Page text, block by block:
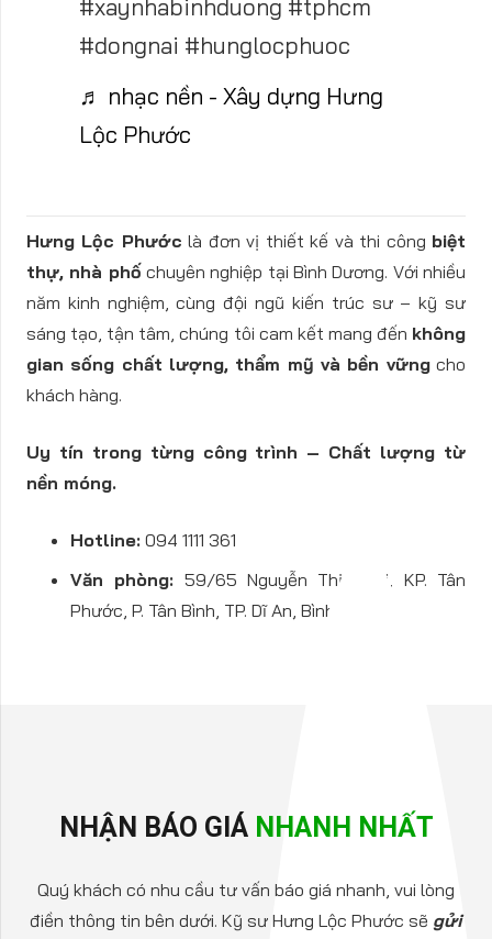
#xaynhabinhduong #tphcm
#dongnai #hunglocphuoc
♬ nhạc nền - Xây dựng Hưng
Lộc Phước
Hưng Lộc Phước là đơn vị thiết kế và thi công biệt
thự, nhà phốchuyên nghiệp tại Bình Dương. Với nhiều
năm kinh nghiệm, cùng đội ngũ kiến trúc sư – kỹ sư
sáng tạo, tận tâm, chúng tôi cam kết mang đến không
gian sống chất lượng, thẩm mỹ và bền vữngcho
khách hàng.
Uy tín trong từng công trình – Chất lượng từ
nền móng.
Hotline: 094 1111 361
Văn phòng: 59/65 Nguyễn Thị Tươi, KP. Tân
Phước, P. Tân Bình, TP. Dĩ An, Bình Dương
NHẬN BÁO GIÁ NHANH NHẤT
Quý khách có nhu cầu tư vấn báo giá nhanh, vui lòng
điền thông tin bên dưới. Kỹ sư Hưng Lộc Phước sẽ gửi